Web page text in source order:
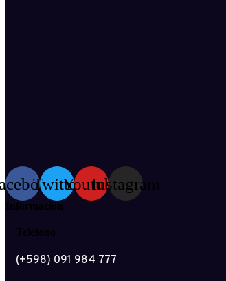
TwitterYoutubeInstagram
Información
Telefono
(+598) 091 984 777